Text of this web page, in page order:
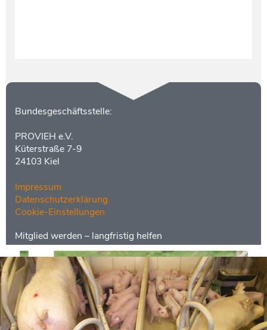
Kontakt
Bundesgeschäftsstelle:
PROVIEH e.V.
Küterstraße 7-9
24103 Kiel
Impressum
Datenschutzerklärung
Cookie-Einstellungen
Menüs
Footer
2
Mitglied werden – langfristig helfen
Mitgliedschaft schenken
Kontakt
Social
Media